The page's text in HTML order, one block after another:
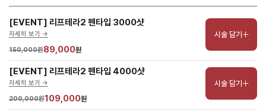
[EVENT] 리프테라2 펜타입 3000샷
자세히 보기 ->
150,000원89,000원
시술 담기
[EVENT] 리프테라2 펜타입 4000샷
자세히 보기 ->
200,000원109,000원
시술 담기